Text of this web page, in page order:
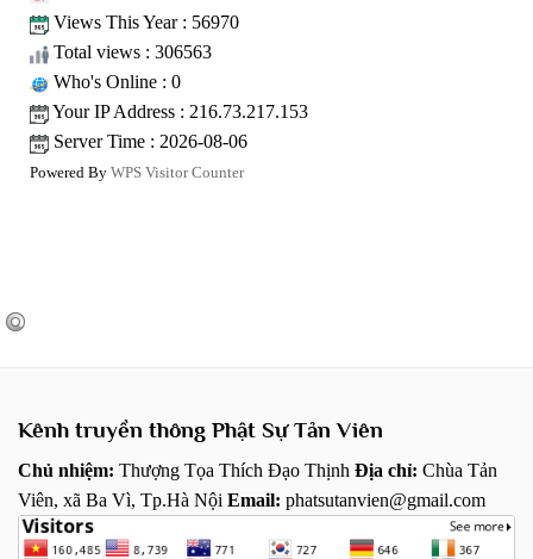
Views This Year : 56970
Total views : 306563
Who's Online : 0
Your IP Address : 216.73.217.153
Server Time : 2026-08-06
Powered By WPS Visitor Counter
Kênh truyền thông Phật Sự Tản Viên
Chủ nhiệm: Thượng Tọa Thích Đạo Thịnh Địa chỉ: Chùa Tản
Viên, xã Ba Vì, Tp.Hà Nội Email: phatsutanvien@gmail.com